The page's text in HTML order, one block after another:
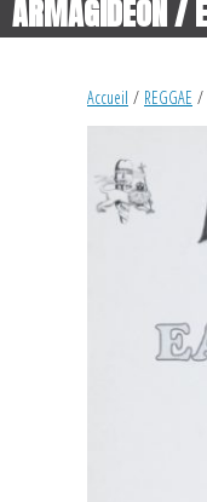
ARMAGIDEON /
Accueil / REGGAE /